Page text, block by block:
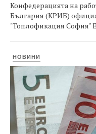
Конфедерацията на
България (КРИБ)
"Топлофикация София"
НОВИНИ